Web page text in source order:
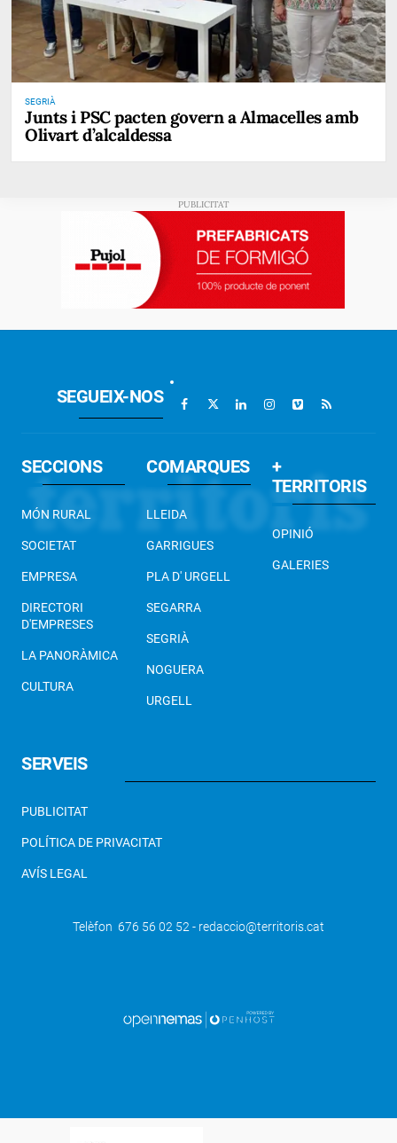
SEGRIÀ
Junts i PSC pacten govern a Almacelles amb
Olivart d’alcaldessa
SEGUEIX-NOS
SECCIONS
MÓN RURAL
SOCIETAT
EMPRESA
DIRECTORI
D'EMPRESES
LA PANORÀMICA
CULTURA
COMARQUES
LLEIDA
GARRIGUES
PLA D' URGELL
SEGARRA
SEGRIÀ
NOGUERA
URGELL
+
TERRITORIS
OPINIÓ
GALERIES
SERVEIS
PUBLICITAT
POLÍTICA DE PRIVACITAT
AVÍS LEGAL
Telèfon 676 56 02 52 - redaccio@territoris.cat